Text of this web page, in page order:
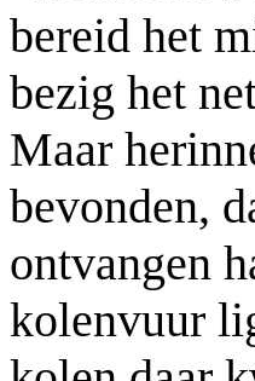
bereid het
bezig het
Maar
bevonden,
ontvangen
kolenvuur